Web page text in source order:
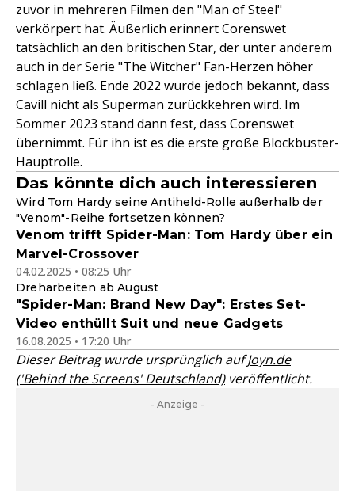
zuvor in mehreren Filmen den "Man of Steel"
verkörpert hat. Äußerlich erinnert Corenswet
tatsächlich an den britischen Star, der unter anderem
auch in der Serie "The Witcher" Fan-Herzen höher
schlagen ließ. Ende 2022 wurde jedoch bekannt, dass
Cavill nicht als Superman zurückkehren wird. Im
Sommer 2023 stand dann fest, dass Corenswet
übernimmt. Für ihn ist es die erste große Blockbuster-
Hauptrolle.
Das könnte dich auch interessieren
Wird Tom Hardy seine Antiheld-Rolle außerhalb der
"Venom"-Reihe fortsetzen können?
Venom trifft Spider-Man: Tom Hardy über ein
Marvel-Crossover
04.02.2025 • 08:25 Uhr
Dreharbeiten ab August
"Spider-Man: Brand New Day": Erstes Set-
Video enthüllt Suit und neue Gadgets
16.08.2025 • 17:20 Uhr
Dieser Beitrag wurde ursprünglich aufJoyn.de
('Behind the Screens' Deutschland)veröffentlicht.
- Anzeige -